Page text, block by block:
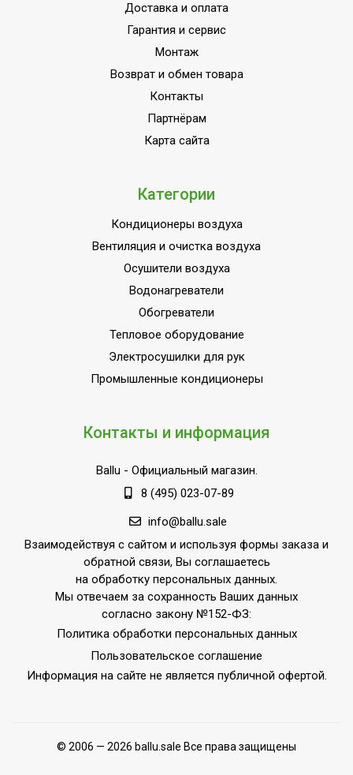
Доставка и оплата
Гарантия и сервис
Монтаж
Возврат и обмен товара
Контакты
Партнёрам
Карта сайта
Категории
Кондиционеры воздуха
Вентиляция и очистка воздуха
Осушители воздуха
Водонагреватели
Обогреватели
Тепловое оборудование
Электросушилки для рук
Промышленные кондиционеры
Контакты и информация
Ballu - Официальный магазин.
8 (495) 023-07-89
info@ballu.sale
Взаимодействуя с сайтом и используя формы заказа и
обратной связи, Вы соглашаетесь
на обработку персональных данных.
Мы отвечаем за сохранность Ваших данных
согласно закону №152-ФЗ:
Политика обработки персональных данных
Пользовательское соглашение
Информация на сайте не является публичной офертой.
© 2006 — 2026 ballu.sale Все права защищены